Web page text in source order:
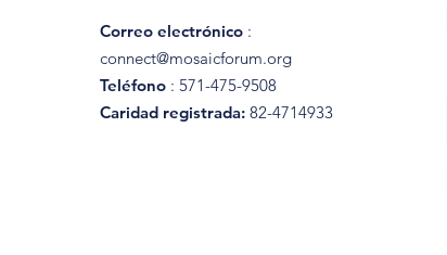
Correo electrónico :
connect@mosaicforum.org
Teléfono : 571-475-9508
Caridad registrada: 82-4714933